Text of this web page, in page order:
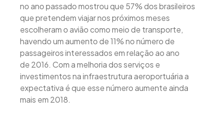
no ano passado mostrou que 57% dos brasileiros
que pretendem viajar nos próximos meses
escolheram o avião como meio de transporte,
havendo um aumento de 11% no número de
passageiros interessados em relação ao ano
de 2016. Com a melhoria dos serviços e
investimentos na infraestrutura aeroportuária a
expectativa é que esse número aumente ainda
mais em 2018.